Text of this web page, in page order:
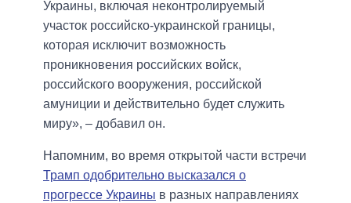
Украины, включая неконтролируемый
участок российско-украинской границы,
которая исключит возможность
проникновения российских войск,
российского вооружения, российской
амуниции и действительно будет служить
миру», – добавил он.
Напомним, во время открытой части встречи
Трамп одобрительно высказался о
прогрессе Украины в разных направлениях